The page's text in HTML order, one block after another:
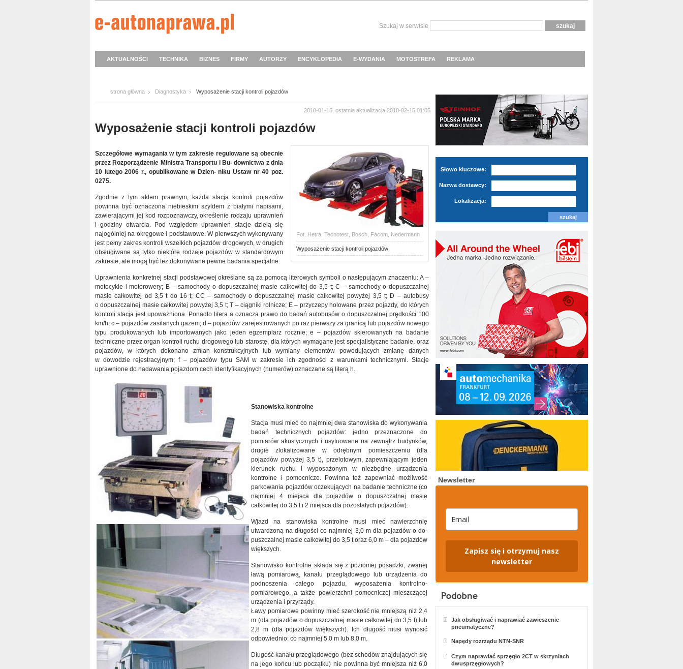
Szukaj w serwisie
AKTUALNOŚCI TECHNIKA BIZNES FIRMY AUTORZY ENCYKLOPEDIA E-WYDANIA MOTOSTREFA REKLAMA
strona główna Diagnostyka Wyposażenie stacji kontroli pojazdów
2010-01-15, ostatnia aktualizacja 2010-02-15 01:05
Wyposażenie stacji kontroli pojazdów
Fot. Hetra, Tecnotest, Bosch, Facom, Nedermann
Wyposażenie stacji kontroli pojazdów
Szczegółowe wymagania w tym zakresie regulowane są obecnie
przez Rozporządzenie Ministra Transportu i Bu- downictwa z dnia
10 lutego 2006 r., opublikowane w Dzien- niku Ustaw nr 40 poz.
0275.
Zgodnie z tym aktem prawnym, każda stacja kontroli pojazdów
powinna być oznaczona niebieskim szyldem z białymi napisami,
zawierającymi jej kod rozpoznawczy, określenie rodzaju uprawnień
i godziny otwarcia. Pod względem uprawnień stacje dzielą się
najogólniej na okręgowe i podstawowe. W pierwszych wykonywany
jest pełny zakres kontroli wszelkich pojazdów drogowych, w drugich
obsługiwane są tylko niektóre rodzaje pojazdów w standardowym
zakresie, ale mogą być też dokonywane pewne badania specjalne.
Uprawnienia konkretnej stacji podstawowej określane są za pomocą literowych symboli o następującym znaczeniu: A –
motocykle i motorowery; B – samochody o dopuszczalnej masie całkowitej do 3,5 t; C – samochody o dopuszczalnej
masie całkowitej od 3,5 t do 16 t; CC – samochody o dopuszczalnej masie całkowitej powyżej 3,5 t; D – autobusy
o dopuszczalnej masie całkowitej powyżej 3,5 t; T – ciągniki rolnicze; E – przyczepy holowane przez pojazdy, do których
kontroli stacja jest upoważniona. Ponadto litera a oznacza prawo do badań autobusów o dopuszczalnej prędkości 100
km/h; c – pojazdów zasilanych gazem; d – pojazdów zarejestrowanych po raz pierwszy za granicą lub pojazdów nowego
typu produkowanych lub importowanych jako jeden egzemplarz rocznie; e – pojazdów skierowanych na badanie
techniczne przez organ kontroli ruchu drogowego lub starostę, dla których wymagane jest specjalistyczne badanie, oraz
pojazdów, w których dokonano zmian konstrukcyjnych lub wymiany elementów powodujących zmianę danych
w dowodzie rejestracyjnym; f – pojazdów typu SAM w zakresie ich zgodności z warunkami technicznymi. Stacje
uprawnione do nadawania pojazdom cech identyfikacyjnych (numerów) oznaczane są literą h.
Stanowiska kontrolne
Stacja musi mieć co najmniej dwa stanowiska do wykonywania
badań technicznych pojazdów: jedno przeznaczone do
pomiarów akustycznych i usytuowane na zewnątrz budynków,
drugie zlokalizowane w odrębnym pomieszczeniu (dla
pojazdów powyżej 3,5 t), przelotowym, zapewniającym jeden
kierunek ruchu i wyposażonym w niezbędne urządzenia
kontrolne i pomocnicze. Powinna też zapewniać możliwość
parkowania pojazdów oczekujących na badanie techniczne (co
najmniej 4 miejsca dla pojazdów o dopuszczalnej masie
całkowitej do 3,5 t i 2 miejsca dla pozostałych pojazdów).
Wjazd na stanowiska kontrolne musi mieć nawierzchnię
utwardzoną na długości co najmniej 3,0 m dla pojazdów o do-
puszczalnej masie całkowitej do 3,5 t oraz 6,0 m – dla pojazdów
większych.
Stanowisko kontrolne składa się z poziomej posadzki, zwanej
ławą pomiarową, kanału przeglądowego lub urządzenia do
podnoszenia całego pojazdu, wyposażenia kontrolno-
pomiarowego, a także powierzchni pomocniczej mieszczącej
urządzenia i przyrządy.
Ławy pomiarowe powinny mieć szerokość nie mniejszą niż 2,4
m (dla pojazdów o dopuszczalnej masie całkowitej do 3,5 t) lub
2,8 m (dla pojazdów większych). Ich długość musi wynosić
odpowiednio: co najmniej 5,0 m lub 8,0 m.
Długość kanału przeglądowego (bez schodów znajdujących się
na jego końcu lub początku) nie powinna być mniejsza niż 6,0
Słowo kluczowe:
Nazwa dostawcy:
Lokalizacja:
Newsletter
Zapisz się i otrzymuj nasz
newsletter
Jak obsługiwać i naprawiać zawieszenie
pneumatyczne?
Napędy rozrządu NTN-SNR
Czym naprawiać sprzęgło 2CT w skrzyniach
dwusprzęgłowych?